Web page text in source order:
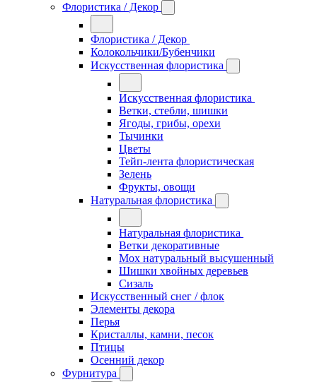
Флористика / Декор
Флористика / Декор
Колокольчики/Бубенчики
Искусственная флористика
Искусственная флористика
Ветки, стебли, шишки
Ягоды, грибы, орехи
Тычинки
Цветы
Тейп-лента флористическая
Зелень
Фрукты, овощи
Натуральная флористика
Натуральная флористика
Ветки декоративные
Мох натуральный высушенный
Шишки хвойных деревьев
Сизаль
Искусственный снег / флок
Элементы декора
Перья
Кристаллы, камни, песок
Птицы
Осенний декор
Фурнитура